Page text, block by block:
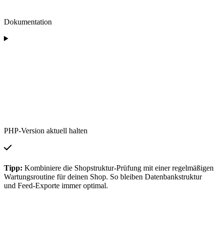
Dokumentation
PHP-Version aktuell halten
Tipp: Kombiniere die Shopstruktur-Prüfung mit einer regelmäßigen
Wartungsroutine für deinen Shop. So bleiben Datenbankstruktur
und Feed-Exporte immer optimal.